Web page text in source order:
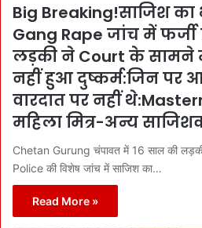
Big Breaking!साजिश का
Gang Rape जांच में
लड़की ने Court के सामने
नहीं हुआ दुष्कर्म:जिन पर
वारदात पर नहीं
महिला मित्र-अन्य
Chetan Gurung चंपावत में 16 साल की
Police की विशेष जांच में साजिश का…
Read More »